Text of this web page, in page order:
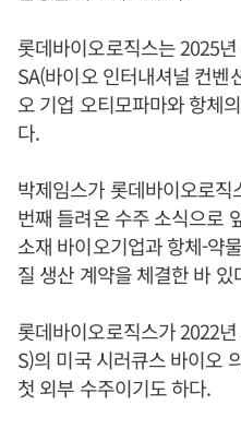
롯데바이오로직스는 2025
SA(바이오 인터내셔널 컨벤
오 기업 오티모파마와 항체
다.
박제임스가 롯데바이오로
번째 들려온 수주 소식으로
소재 바이오기업과 항체-약
질 생산 계약을 체결한 바 있
롯데바이오로직스가 2022
S)의 미국 시러큐스 바이오
첫 외부 수주이기도 하다.